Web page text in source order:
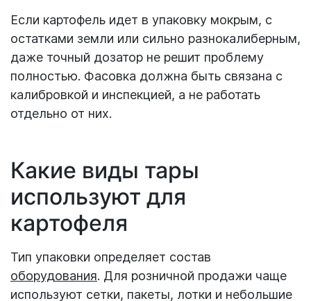
Если картофель идет в упаковку мокрым, с
остатками земли или сильно разнокалиберным,
даже точный дозатор не решит проблему
полностью. Фасовка должна быть связана с
калибровкой и инспекцией, а не работать
отдельно от них.
Какие виды тары
используют для
картофеля
Тип упаковки определяет состав
оборудования. Для розничной продажи чаще
используют сетки, пакеты, лотки и небольшие